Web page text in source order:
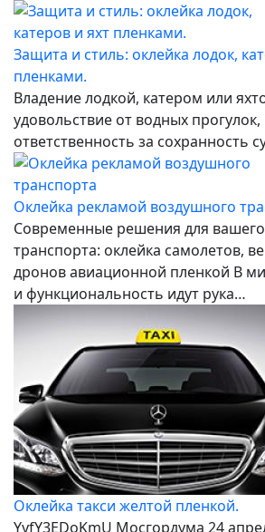
Защита и стиль: оклейка лодок,
пленками.
Владение лодкой, катером или
удовольствие от водных прогулок,
ответственность за сохранность
Оклейка рекламой воздушного
Современные решения для
транспорта: оклейка самолетов,
дронов авиационной пленкой В
и функциональность идут рука…
Оклейка такси желтой пленкой.
YyfY3EDoKmU Мосгордума 24